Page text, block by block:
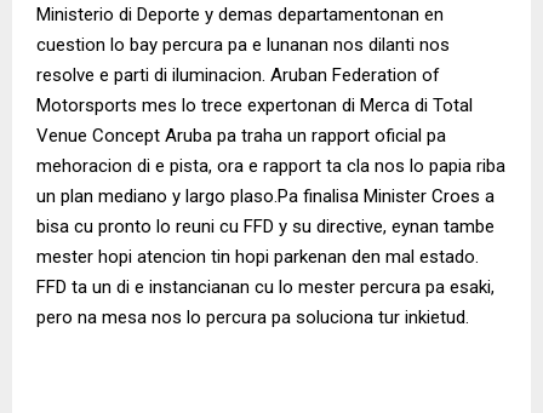
Ministerio di Deporte y demas departamentonan en
cuestion lo bay percura pa e lunanan nos dilanti nos
resolve e parti di iluminacion. Aruban Federation of
Motorsports mes lo trece expertonan di Merca di Total
Venue Concept Aruba pa traha un rapport oficial pa
mehoracion di e pista, ora e rapport ta cla nos lo papia riba
un plan mediano y largo plaso.Pa finalisa Minister Croes a
bisa cu pronto lo reuni cu FFD y su directive, eynan tambe
mester hopi atencion tin hopi parkenan den mal estado.
FFD ta un di e instancianan cu lo mester percura pa esaki,
pero na mesa nos lo percura pa soluciona tur inkietud.